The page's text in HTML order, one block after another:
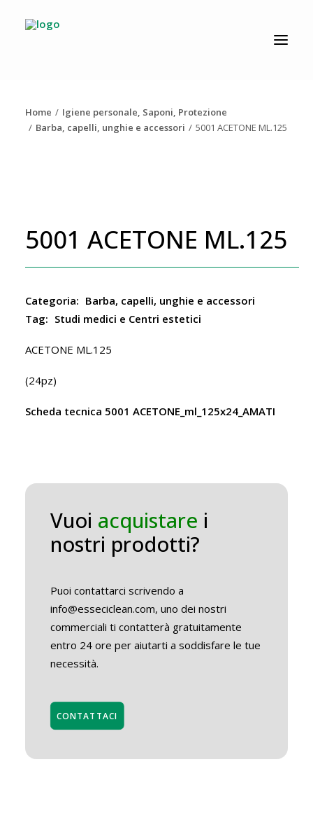
AZIENDA
CONTATTI
Ricerca
Home
Igiene personale, Saponi, Protezione
Barba, capelli, unghie e accessori
5001 ACETONE ML.125
5001 ACETONE ML.125
Categoria: Barba, capelli, unghie e accessori
Tag: Studi medici e Centri estetici
ACETONE ML.125
(24pz)
Scheda tecnica 5001 ACETONE_ml_125x24_AMATI
Vuoi acquistare i
nostri prodotti?
Puoi contattarci scrivendo a
info@esseciclean.com, uno dei nostri
commerciali ti contatterà gratuitamente
entro 24 ore per aiutarti a soddisfare le tue
necessità.
CONTATTACI